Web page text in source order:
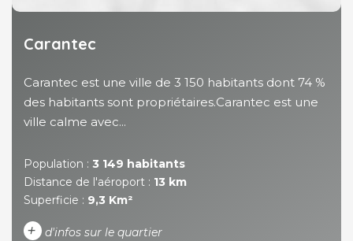
Carantec
Carantec est une ville de 3 150 habitants dont 74 %
des habitants sont propriétaires.Carantec est une
ville calme avec...
Population : 3 149 habitants
Distance de l'aéroport : 13 km
Superficie : 9,3 Km²
+ d'infos sur le quartier